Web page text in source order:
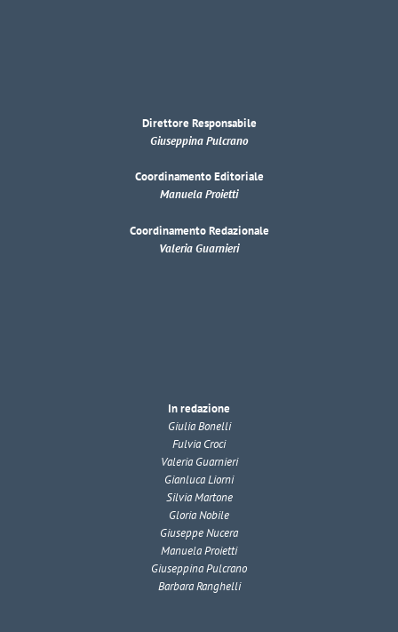
Direttore Responsabile
Giuseppina Pulcrano
Coordinamento Editoriale
Manuela Proietti
Coordinamento Redazionale
Valeria Guarnieri
In redazione
Giulia Bonelli
Fulvia Croci
Valeria Guarnieri
Gianluca Liorni
Silvia Martone
Gloria Nobile
Giuseppe Nucera
Manuela Proietti
Giuseppina Pulcrano
Barbara Ranghelli